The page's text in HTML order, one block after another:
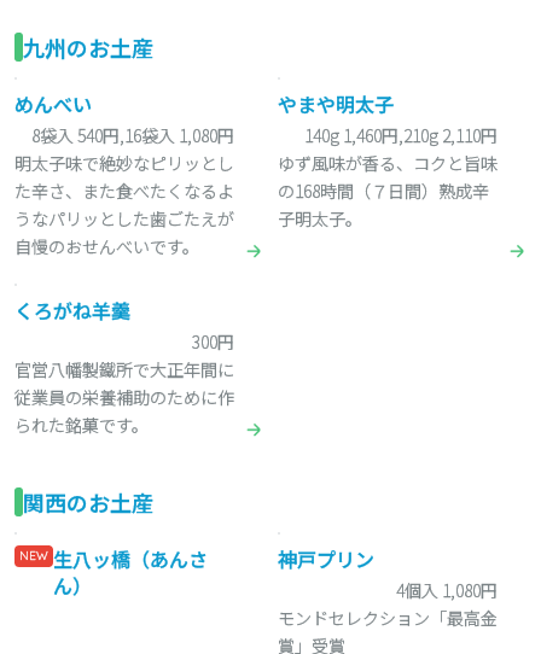
九州のお土産
めんべい
8袋入 540円,16袋入 1,080円
明太子味で絶妙なピリッとし
た辛さ、また食べたくなるよ
うなパリッとした歯ごたえが
自慢のおせんべいです。
やまや明太子
140g 1,460円,210g 2,110円
ゆず風味が香る、コクと旨味
の168時間（７日間）熟成辛
子明太子。
くろがね羊羹
300円
官営八幡製鐵所で大正年間に
従業員の栄養補助のために作
られた銘菓です。
関西のお土産
NEW 生八ッ橋（あんさ
ん）
神戸プリン
4個入 1,080円
モンドセレクション「最高金
賞」受賞